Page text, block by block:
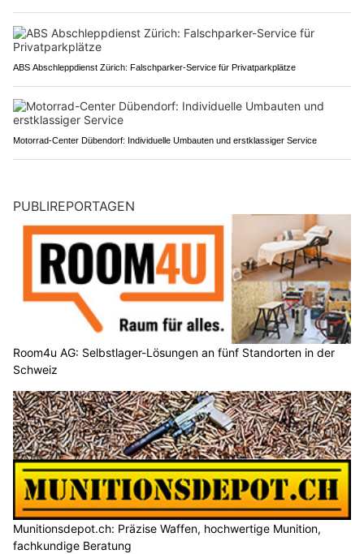
ABS Abschleppdienst Zürich: Falschparker-Service für Privatparkplätze
Motorrad-Center Dübendorf: Individuelle Umbauten und erstklassiger Service
PUBLIREPORTAGEN
Room4u AG: Selbstlager-Lösungen an fünf Standorten in der
Schweiz
Munitionsdepot.ch: Präzise Waffen, hochwertige Munition,
fachkundige Beratung